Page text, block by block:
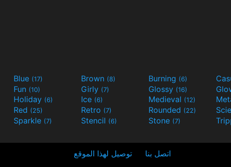
Blue (17) Brown (8) Burning (6)
Fun (10) Girly (7) Glossy (16)
Holiday (6) Ice (6) Medieval (12)
Red (25) Retro (7) Rounded (22)
Sparkle (7) Stencil (6) Stone (7)
اتصل بنا توصيل لهذا الموقع